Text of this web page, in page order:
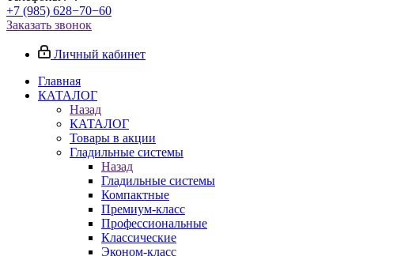
+7 (985) 628−70−60
Заказать звонок
Личный кабинет
Главная
КАТАЛОГ
Назад
КАТАЛОГ
Товары в акции
Гладильные системы
Назад
Гладильные системы
Компактные
Премиум-класс
Профессиональные
Классические
Эконом-класс